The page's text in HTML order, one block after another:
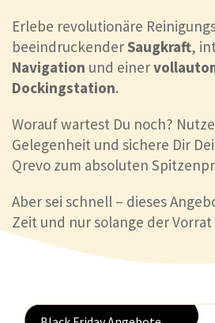
Erlebe revolutionäre
beeindruckenderSaugkraft,
Navigation und einer
Dockingstation.
Worauf wartest Du noch?
Gelegenheit und sichere Dir
Qrevo zum absoluten
Aber sei schnell – dieses
Zeit und nur solange der